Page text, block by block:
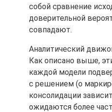
собой сравнение
доверительной
совпадают.
Аналитический
Как описано выше,
каждой модели
с решением (о
консолидации
ожидаются более